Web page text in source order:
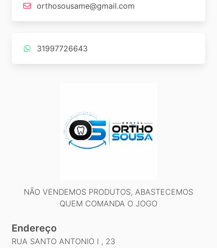
orthosousame@gmail.com
31997726643
NÃO VENDEMOS PRODUTOS, ABASTECEMOS
QUEM COMANDA O JOGO
Endereço
RUA SANTO ANTONIO I , 23